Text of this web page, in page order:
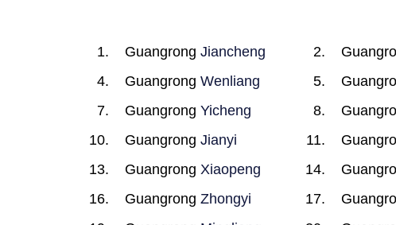
Guangrong Jiancheng
Guangrong Wenliang
Guangrong Yicheng
Guangrong Jianyi
Guangrong Xiaopeng
Guangrong Zhongyi